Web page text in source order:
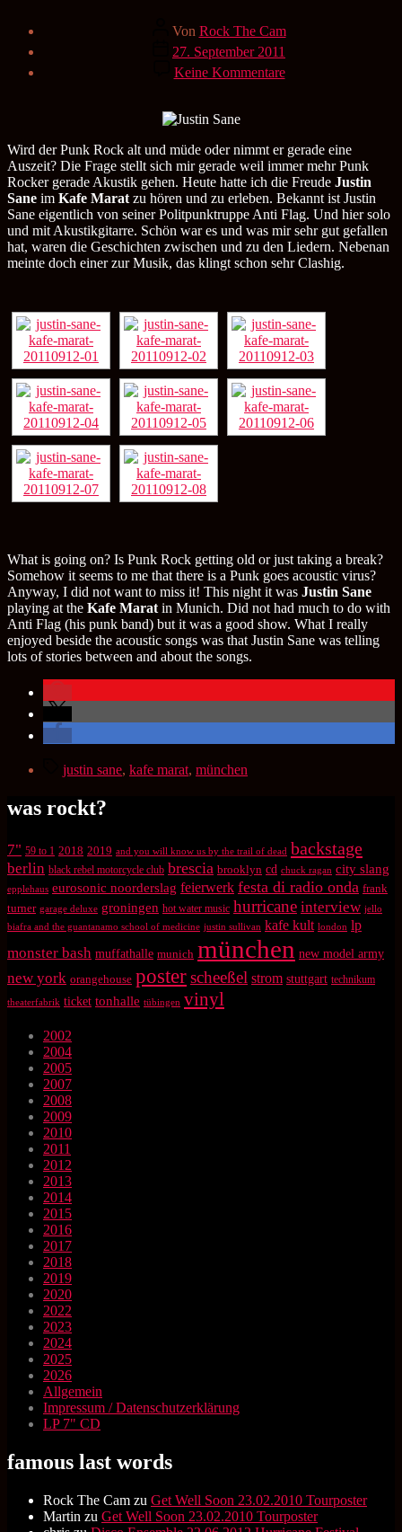
Beitragsautor
Von Rock The Cam
Veröffentlichungsdatum
27. September 2011
Keine Kommentarezu
Justin
Marat
München
Wird der Punk Rock alt und müde oder nimmt er gerade eine
Auszeit? Die Frage stellt sich mir gerade weil immer mehr Punk
Rocker gerade Akustik gehen. Heute hatte ich die Freude Justin
Sane im Kafe Marat zu hören und zu erleben. Bekannt ist Justin
Sane eigentlich von seiner Politpunktruppe Anti Flag. Und hier solo
und mit Akustikgitarre. Schön war es und was mir sehr gut gefallen
hat, waren die Geschichten zwischen und zu den Liedern. Nebenan
meinte doch einer zur Musik, das klingt schon sehr Clashig.
What is going on? Is Punk Rock getting old or just taking a break?
Somehow it seems to me that there is a Punk goes acoustic virus?
Anyway, I did not want to miss it! This night it was Justin Sane
playing at the Kafe Marat in Munich. Did not had much to do with
Anti Flag (his punk band) but it was a good show. What I really
enjoyed beside the acoustic songs was that Justin Sane was telling
lots of stories between and about the songs.
Schlagwörter
justin sane, kafe marat, münchen
was rockt?
7" 59 to 1 2018 2019 and you will know us by the trail of dead backstage
berlin black rebel motorcycle club brescia brooklyn cd chuck ragan city slang
epplehaus eurosonic noorderslag feierwerk festa di radio onda frank
turner garage deluxe groningen hot water music hurricane interview jello
biafra and the guantanamo school of medicine justin sullivan kafe kult london lp
monster bash muffathalle munich münchen new model army
new york orangehouse posterscheeßel strom stuttgart technikum
theaterfabrik ticket tonhalle tübingen vinyl
2002
2004
2005
2007
2008
2009
2010
2011
2012
2013
2014
2015
2016
2017
2018
2019
2020
2022
2023
2024
2025
2026
Allgemein
Impressum / Datenschutzerklärung
LP 7" CD
famous last words
Rock The Cam zu Get Well Soon 23.02.2010 Tourposter
Martin zu Get Well Soon 23.02.2010 Tourposter